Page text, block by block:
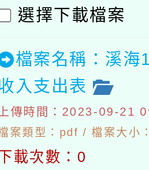
選擇下載檔案
檔案名稱：溪海
入支出表
傳時間：2023-09-21
案類型：pdf / 檔案大小
載次數：0